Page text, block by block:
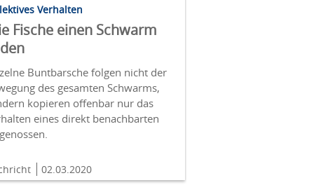
Verhalten
Fische einen Schwarm
Buntbarsche folgen nicht der
des gesamten Schwarms,
kopieren offenbar nur das
eines direkt benachbarten
02.03.2020